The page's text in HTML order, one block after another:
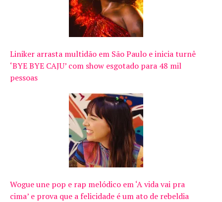
Liniker arrasta multidão em São Paulo e inicia turnê
‘BYE BYE CAJU’ com show esgotado para 48 mil
pessoas
Wogue une pop e rap melódico em ‘A vida vai pra
cima’ e prova que a felicidade é um ato de rebeldia